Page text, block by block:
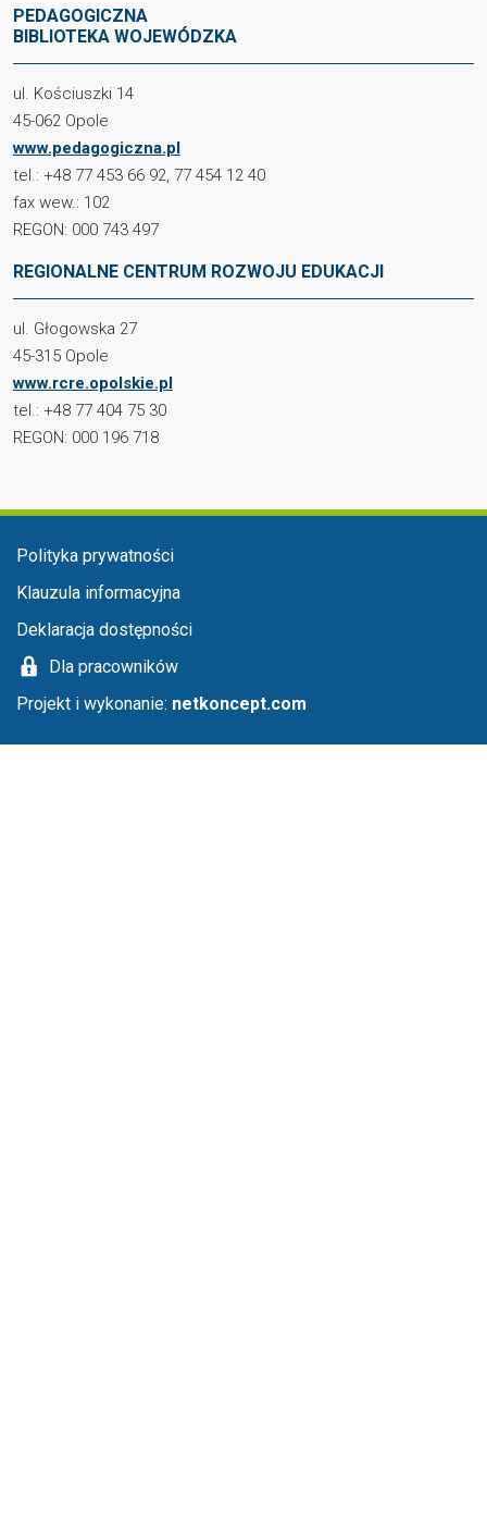
PEDAGOGICZNA
BIBLIOTEKA WOJEWÓDZKA
ul. Kościuszki 14
45-062 Opole
www.pedagogiczna.pl
tel.: +48 77 453 66 92, 77 454 12 40
fax wew.: 102
REGON: 000 743 497
REGIONALNE CENTRUM ROZWOJU EDUKACJI
ul. Głogowska 27
45-315 Opole
www.rcre.opolskie.pl
tel.: +48 77 404 75 30
REGON: 000 196 718
Menu stopka
Polityka prywatności
Klauzula informacyjna
Deklaracja dostępności
Dla pracowników
Projekt i wykonanie: netkoncept.com